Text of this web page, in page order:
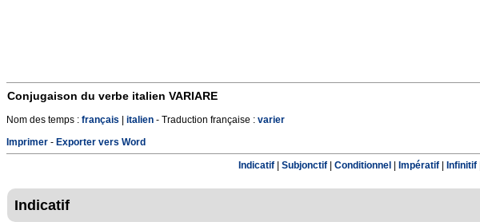
Conjugaison du verbe italien VARIARE
Nom des temps : français italien - Traduction française : varier
Imprimer - Exporter vers Word
Indicatif Subjonctif Conditionnel Impératif Infinitif
Indicatif